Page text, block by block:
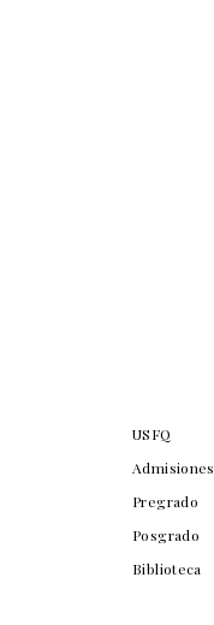
USFQ
Admisiones
Pregrado
Posgrado
Biblioteca